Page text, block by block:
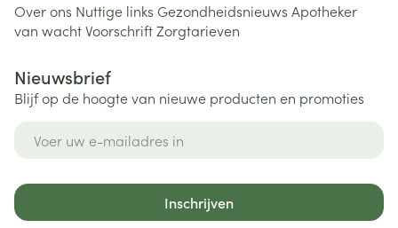
Over ons Nuttige links Gezondheidsnieuws Apotheker
van wachtVoorschriftZorgtarieven
Nieuwsbrief
Blijf op de hoogte van nieuwe producten en promoties
Inschrijven